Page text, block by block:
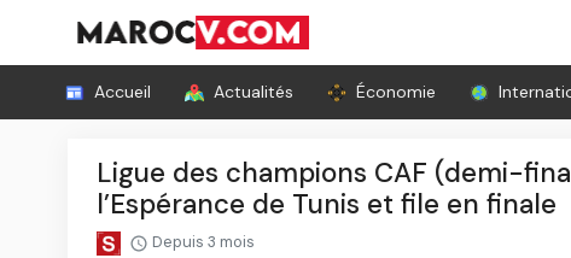
Accueil Actualités Économie
Ligue des champions CAF (demi-
l’Espérance de Tunis et file en finale
Depuis 3 mois